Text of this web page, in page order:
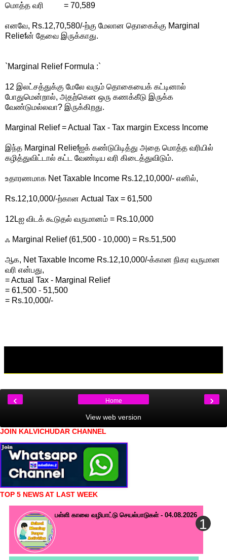
மொத்த வரி = 70,589
எனவே, Rs.12,70,580/-ற்கு மேலான தொகைக்கு Marginal
Reliefன் தேவை இருக்காது.
`Marginal Relief Formula :`
12 இலட்சத்துக்கு மேலே வரும் தொகையைக் கட்டினால்
போதுமென்றால், அதற்கென ஒரு கணக்கீடு இருக்க
வேண்டுமல்லவா? இருக்கிறது.
Marginal Relief = Actual Tax - Tax margin Excess Income
இந்த Marginal Reliefஐக் கண்டுபிடித்து அதை மொத்த வரியில்
கழித்துவிட்டால் கட்ட வேண்டிய வரி கிடைத்துவிடும்.
உதாரணமாக Net Taxable Income Rs.12,10,000/- எனில்,
Rs.12,10,000/-ற்கான Actual Tax = 61,500
12Lஐ விடக் கூடுதல் வருமானம் = Rs.10,000
ஃ Marginal Relief (61,500 - 10,000) = Rs.51,500
ஆக, Net Taxable Income Rs.12,10,000/-க்கான நிகர வருமான
வரி என்பது,
= Actual Tax - Marginal Relief
= 61,500 - 51,500
= Rs.10,000/-
‹ ›
Home
View web version
JOIN KALVICHUDAR CHANNEL
TOP 5 NEWS AT LAST WEEK
பள்ளி காலை வழிபாட்டு செயல்பாடுகள் - 04.08.2026